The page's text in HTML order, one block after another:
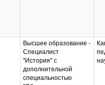
Высшее образование -
Специалист
"История" с
дополнительной
специальностью